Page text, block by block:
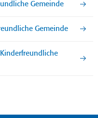
Gemeinde
Gemeinde